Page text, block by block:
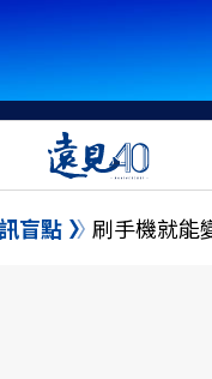
盲點 刷手機就能